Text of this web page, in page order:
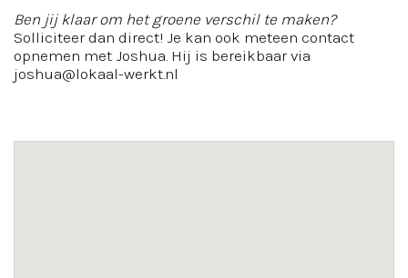
Ben jij klaar om het groene verschil te maken?
Solliciteer dan direct! Je kan ook meteen contact
opnemen met Joshua. Hij is bereikbaar via
joshua@lokaal-werkt.nl